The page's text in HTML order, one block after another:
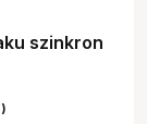
szinkron